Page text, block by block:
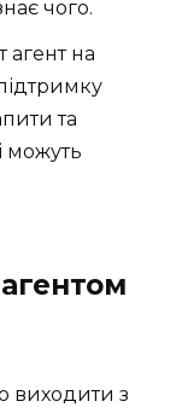
чого.
агент на
та
можуть
виходити з